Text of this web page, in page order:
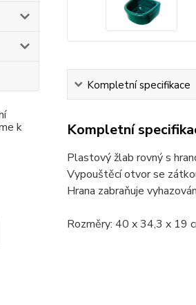
k
Kompletní specifikace
Kompletní
Plastový žlab rovný s
Vypouštěcí otvor se
Hrana zabraňuje
Rozměry: 40 x 34,3 x 19